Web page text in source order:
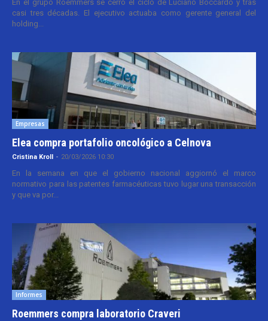
En el grupo Roemmers se cerró el ciclo de Luciano Boccardo y tras
casi tres décadas. El ejecutivo actuaba como gerente general del
holding...
Empresas
Elea compra portafolio oncológico a Celnova
Cristina Kroll - 20/03/2026 10:30
En la semana en que el gobierno nacional aggiornó el marco
normativo para las patentes farmacéuticas tuvo lugar una transacción
y que va por...
Informes
Roemmers compra laboratorio Craveri